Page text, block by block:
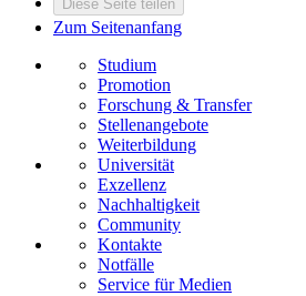
Diese Seite teilen
Zum Seitenanfang
Studium
Promotion
Forschung & Transfer
Stellenangebote
Weiterbildung
Universität
Exzellenz
Nachhaltigkeit
Community
Kontakte
Notfälle
Service für Medien